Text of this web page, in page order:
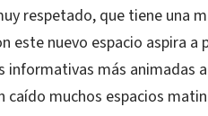
respetado, que tiene una
este nuevo espacio aspira
informativas más animadas
caído muchos espacios